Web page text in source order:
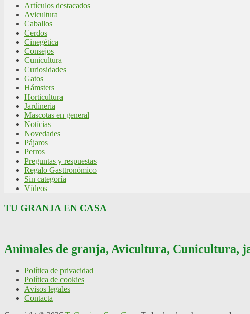
Artículos destacados
Avicultura
Caballos
Cerdos
Cinegética
Consejos
Cunicultura
Curiosidades
Gatos
Hámsters
Horticultura
Jardineria
Mascotas en general
Notícias
Novedades
Pájaros
Perros
Preguntas y respuestas
Regalo Gasttronómico
Sin categoría
Vídeos
TU GRANJA EN CASA
Animales de granja, Avicultura, Cunicultura,
Política de privacidad
Política de cookies
Avisos legales
Contacta